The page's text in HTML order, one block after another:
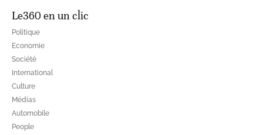
Le360 en un clic
Politique
Economie
Société
International
Culture
Médias
Automobile
People